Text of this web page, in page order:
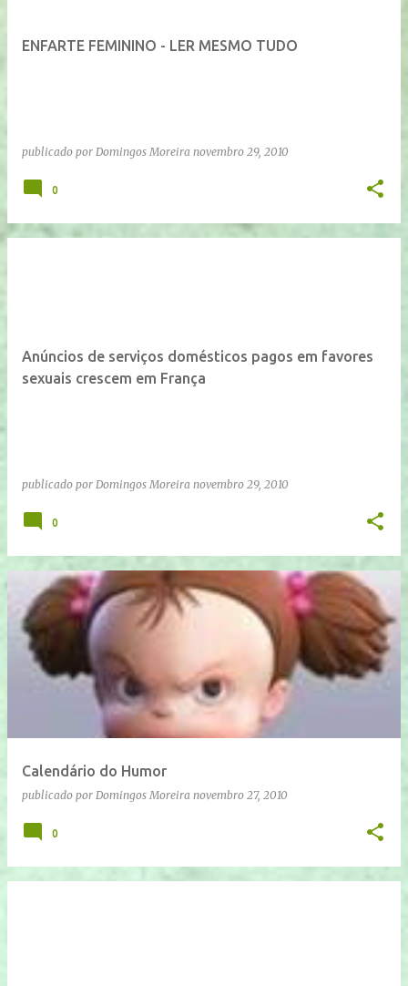
ENFARTE FEMININO - LER MESMO TUDO
publicado por Domingos Moreira novembro 29, 2010
0
Anúncios de serviços domésticos pagos em favores
sexuais crescem em França
publicado por Domingos Moreira novembro 29, 2010
0
Calendário do Humor
publicado por Domingos Moreira novembro 27, 2010
0